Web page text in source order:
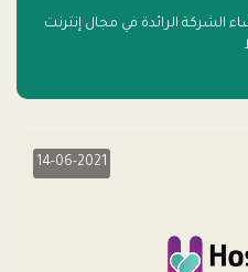
الشركة الرائدة في مجال إنترنت
14-06-2021